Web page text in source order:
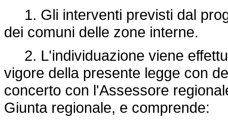
1. Gli interventi previsti dal
dei comuni delle zone interne.
2. L'individuazione viene
vigore della presente legge con
concerto con l'Assessore
Giunta regionale, e comprende: